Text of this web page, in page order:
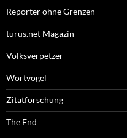
Reporter ohne Grenzen
turus.net Magazin
Volksverpetzer
Wortvogel
Zitatforschung
The End